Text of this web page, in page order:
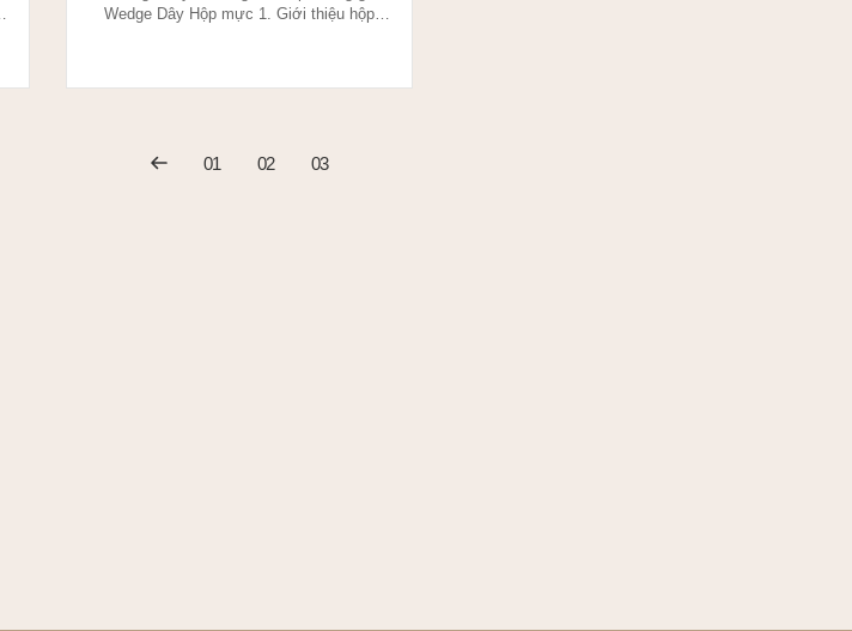
Wedge Dây Hộp mực 1. Giới thiệu hộp
01 02 03